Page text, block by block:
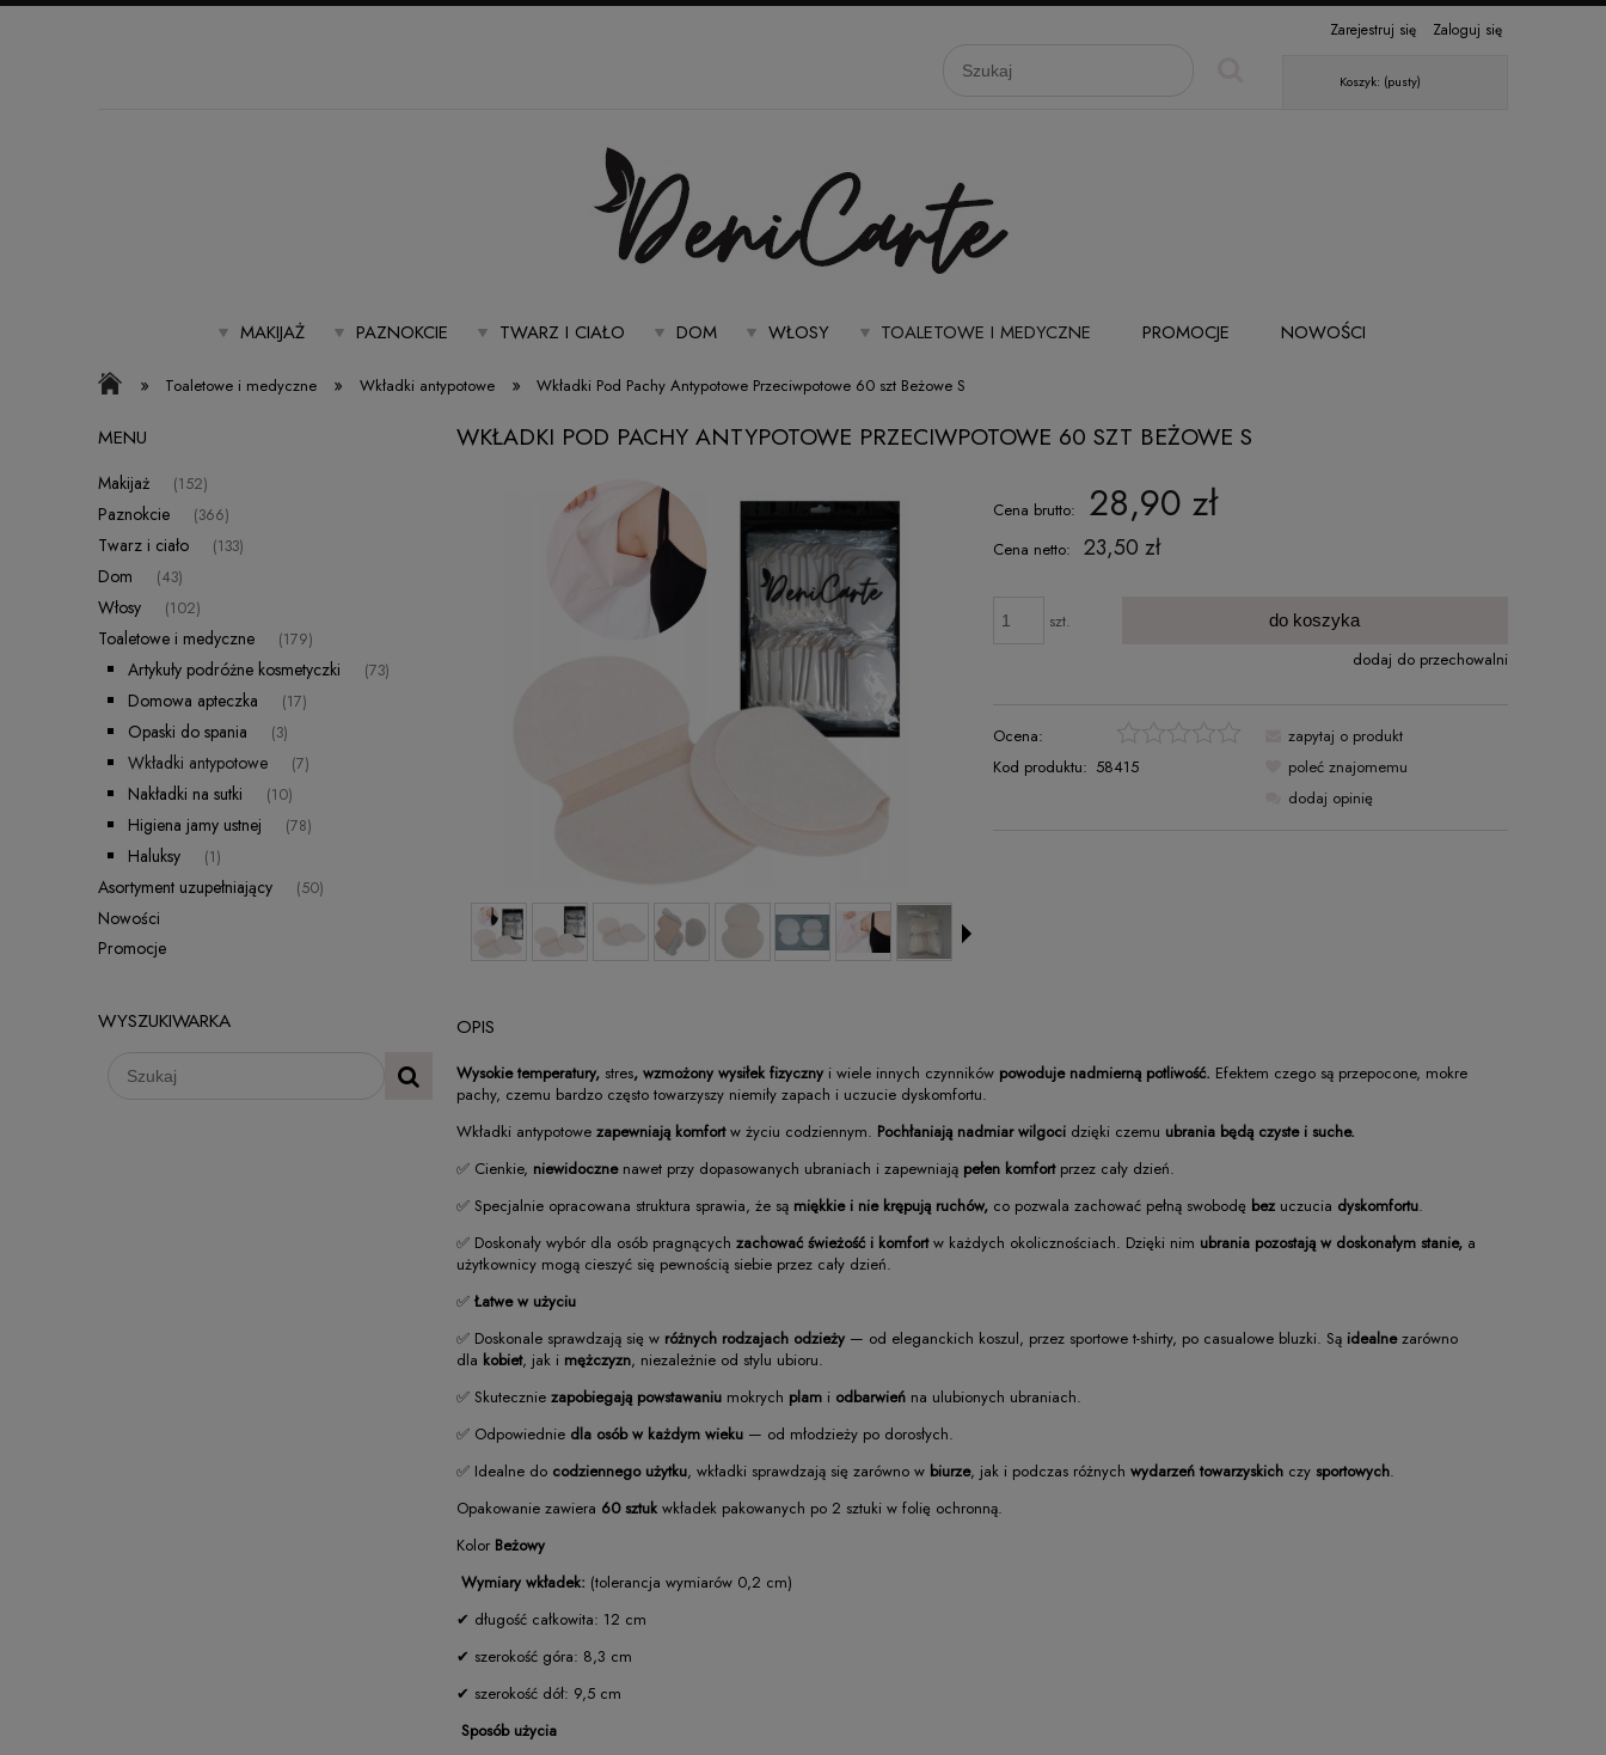
Zarejestruj się Zaloguj się
Koszyk: (pusty)
MAKIJAŻ PAZNOKCIE TWARZ I CIAŁO DOM WŁOSY TOALETOWE I MEDYCZNE PROMOCJE NOWOŚCI
» Toaletowe i medyczne » Wkładki antypotowe » Wkładki Pod Pachy Antypotowe Przeciwpotowe 60 szt Beżowe S
MENU
Makijaż (152)
Paznokcie (366)
Twarz i ciało (133)
Dom (43)
Włosy (102)
Toaletowe i medyczne (179)
Artykuły podróżne kosmetyczki (73)
Domowa apteczka (17)
Opaski do spania (3)
Wkładki antypotowe (7)
Nakładki na sutki (10)
Higiena jamy ustnej (78)
Haluksy (1)
Asortyment uzupełniający (50)
Nowości
Promocje
WYSZUKIWARKA
WKŁADKI POD PACHY ANTYPOTOWE PRZECIWPOTOWE 60 SZT BEŻOWE S
Cena brutto: 28,90 zł
Cena netto: 23,50 zł
szt. do koszyka
dodaj do przechowalni
Ocena:
Kod produktu: 58415
zapytaj o produkt
poleć znajomemu
dodaj opinię
OPIS
Wysokie temperatury, stres, wzmożony wysiłek fizyczny i wiele innych czynników powoduje nadmierną potliwość. Efektem czego są przepocone, mokre
pachy, czemu bardzo często towarzyszy niemiły zapach i uczucie dyskomfortu.
Wkładki antypotowe zapewniają komfortw życiu codziennym. Pochłaniają nadmiar wilgoci dzięki czemu ubrania będą czyste i suche.
✅ Cienkie, niewidocznenawet przy dopasowanych ubraniach i zapewniają pełen komfortprzez cały dzień.
✅ Specjalnie opracowana struktura sprawia, że są miękkie i nie krępują ruchów, co pozwala zachować pełną swobodę bezuczucia dyskomfortu.
✅ Doskonały wybór dla osób pragnących zachować świeżość i komfortw każdych okolicznościach. Dzięki nim ubrania pozostają w doskonałym stanie, a
użytkownicy mogą cieszyć się pewnością siebie przez cały dzień.
✅ Łatwe w użyciu
✅ Doskonale sprawdzają się w różnych rodzajach odzieży — od eleganckich koszul, przez sportowe t-shirty, po casualowe bluzki. Są idealnezarówno
dla kobiet, jak i mężczyzn, niezależnie od stylu ubioru.
✅ Skutecznie zapobiegają powstawaniu mokrych plam i odbarwień na ulubionych ubraniach.
✅ Odpowiednie dla osób w każdym wieku — od młodzieży po dorosłych.
✅ Idealne do codziennego użytku, wkładki sprawdzają się zarówno w biurze, jak i podczas różnych wydarzeń towarzyskich czy sportowych.
Opakowanie zawiera 60 sztuk wkładek pakowanych po 2 sztuki w folię ochronną.
Kolor Beżowy
Wymiary wkładek: (tolerancja wymiarów 0,2 cm)
✔ długość całkowita: 12 cm
✔ szerokość góra: 8,3 cm
✔ szerokość dół: 9,5 cm
Sposób użycia